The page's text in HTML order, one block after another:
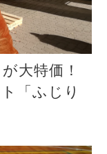
大特価！
「ふじり